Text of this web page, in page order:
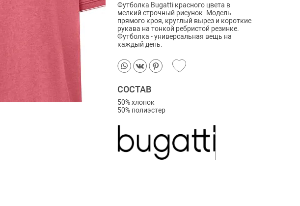
Футболка Bugatti красного цвета в
мелкий строчный рисунок. Модель
прямого кроя, круглый вырез и короткие
рукава на тонкой ребристой резинке.
Футболка - универсальная вещь на
каждый день.
СОСТАВ
50% хлопок
50% полиэстер